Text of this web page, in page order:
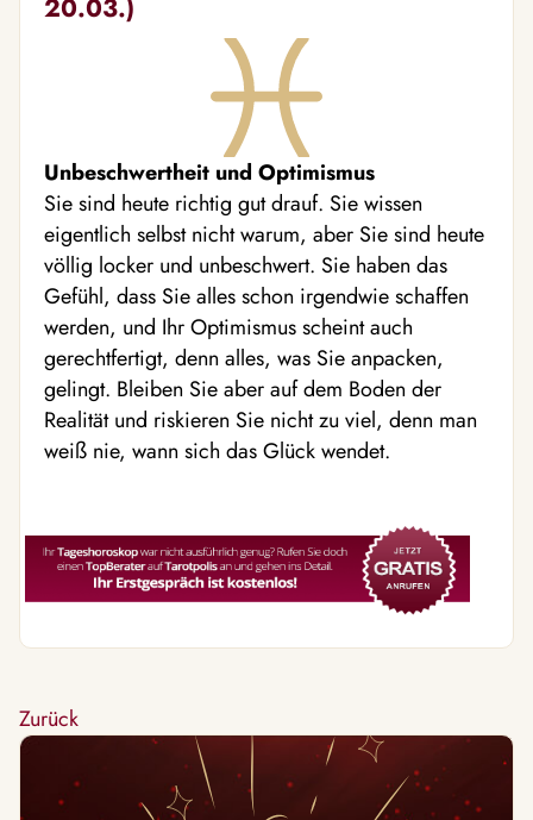
20.03.)
Unbeschwertheit und Optimismus
Sie sind heute richtig gut drauf. Sie wissen
eigentlich selbst nicht warum, aber Sie sind heute
völlig locker und unbeschwert. Sie haben das
Gefühl, dass Sie alles schon irgendwie schaffen
werden, und Ihr Optimismus scheint auch
gerechtfertigt, denn alles, was Sie anpacken,
gelingt. Bleiben Sie aber auf dem Boden der
Realität und riskieren Sie nicht zu viel, denn man
weiß nie, wann sich das Glück wendet.
Zurück